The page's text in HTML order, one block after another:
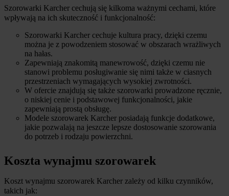
Szorowarki Karcher cechują się kilkoma ważnymi cechami, które
wpływają na ich skuteczność i funkcjonalność:
Szorowarki Karcher cechuje kultura pracy, dzięki czemu
można je z powodzeniem stosować w obszarach wrażliwych
na hałas.
Zapewniają znakomitą manewrowość, dzięki czemu nie
stanowi problemu posługiwanie się nimi także w ciasnych
przestrzeniach wymagających wysokiej zwrotności.
W ofercie znajdują się także szorowarki prowadzone ręcznie,
o niskiej cenie i podstawowej funkcjonalności, jakie
zapewniają prostą obsługę.
Modele szorowarek Karcher posiadają funkcje dodatkowe,
jakie pozwalają na jeszcze lepsze dostosowanie szorowania
do potrzeb i rodzaju powierzchni.
Koszta wynajmu szorowarek
Koszt wynajmu szorowarek Karcher zależy od kilku czynników,
takich jak: